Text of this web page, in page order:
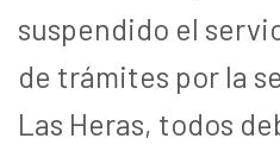
suspendido el
de trámites por la
Las Heras, todos